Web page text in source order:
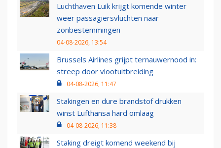
Luchthaven Luik krijgt komende winter
weer passagiersvluchten naar
zonbestemmingen
04-08-2026, 13:54
Brussels Airlines grijpt ternauwernood in:
streep door vlootuitbreiding
04-08-2026, 11:47
Stakingen en dure brandstof drukken
winst Lufthansa hard omlaag
04-08-2026, 11:38
Staking dreigt komend weekend bij